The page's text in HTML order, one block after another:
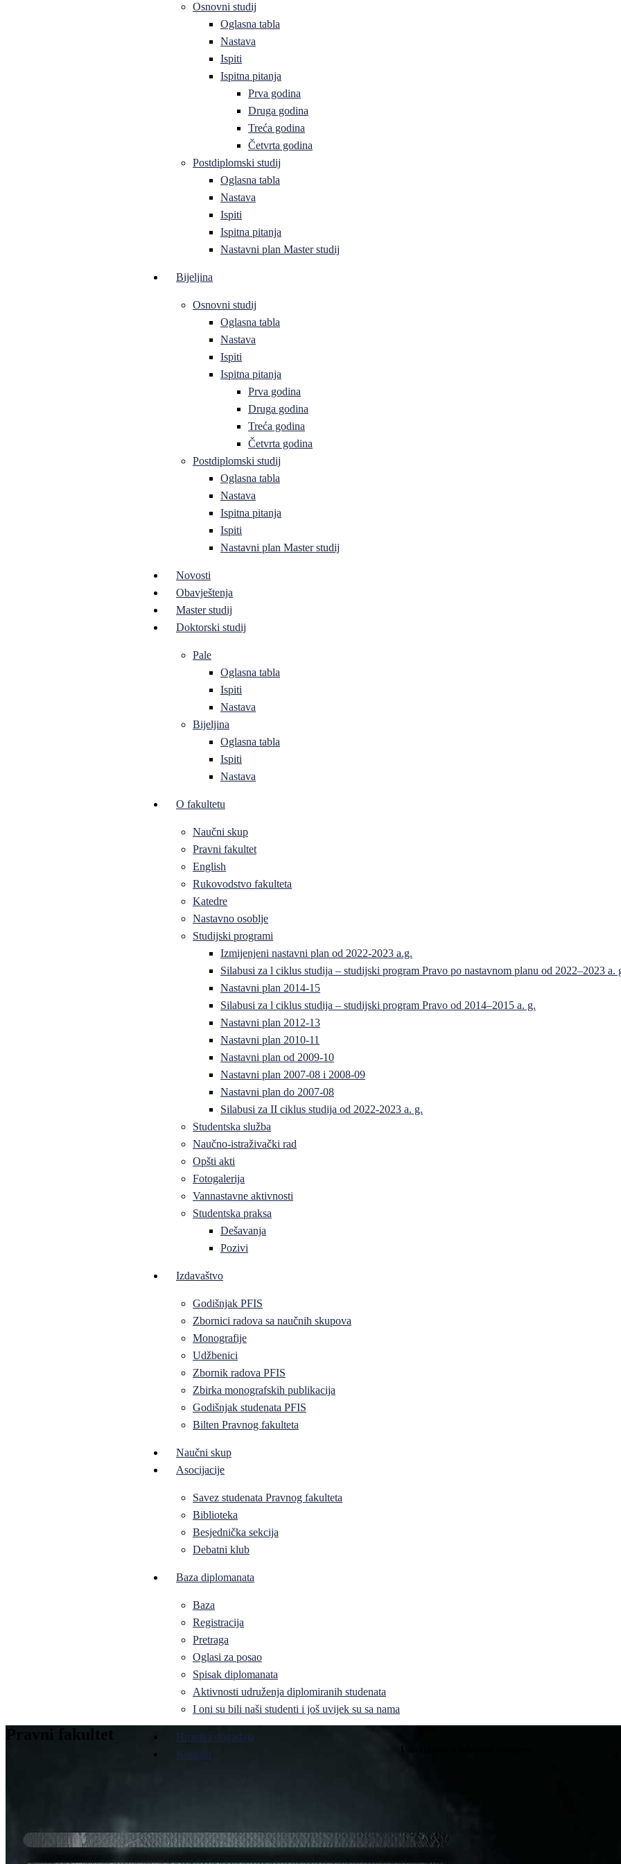
Osnovni studij
Oglasna tabla
Nastava
Ispiti
Ispitna pitanja
Prva godina
Druga godina
Treća godina
Četvrta godina
Postdiplomski studij
Oglasna tabla
Nastava
Ispiti
Ispitna pitanja
Nastavni plan Master studij
Bijeljina
Osnovni studij
Oglasna tabla
Nastava
Ispiti
Ispitna pitanja
Prva godina
Druga godina
Treća godina
Četvrta godina
Postdiplomski studij
Oglasna tabla
Nastava
Ispitna pitanja
Ispiti
Nastavni plan Master studij
Novosti
Obavještenja
Master studij
Doktorski studij
Pale
Oglasna tabla
Ispiti
Nastava
Bijeljina
Oglasna tabla
Ispiti
Nastava
O fakultetu
Naučni skup
Pravni fakultet
English
Rukovodstvo fakulteta
Katedre
Nastavno osoblje
Studijski programi
Izmijenjeni nastavni plan od 2022-2023 a.g.
Silabusi za l ciklus studija – studijski program Pravo po nastavnom planu od 2022–2023 a.
Nastavni plan 2014-15
Silabusi za l ciklus studija – studijski program Pravo od 2014–2015 a. g.
Nastavni plan 2012-13
Nastavni plan 2010-11
Nastavni plan od 2009-10
Nastavni plan 2007-08 i 2008-09
Nastavni plan do 2007-08
Silabusi za II ciklus studija od 2022-2023 a. g.
Studentska služba
Naučno-istraživački rad
Opšti akti
Fotogalerija
Vannastavne aktivnosti
Studentska praksa
Dešavanja
Pozivi
Izdavaštvo
Godišnjak PFIS
Zbornici radova sa naučnih skupova
Monografije
Udžbenici
Zbornik radova PFIS
Zbirka monografskih publikacija
Godišnjak studenata PFIS
Bilten Pravnog fakulteta
Naučni skup
Asocijacije
Savez studenata Pravnog fakulteta
Biblioteka
Besjednička sekcija
Debatni klub
Baza diplomanata
Baza
Registracija
Pretraga
Oglasi za posao
Spisak diplomanata
Aktivnosti udruženja diplomiranih studenata
I oni su bili naši studenti i još uvijek su sa nama
Hronika događaja
Kontakt
Pravni fakultet